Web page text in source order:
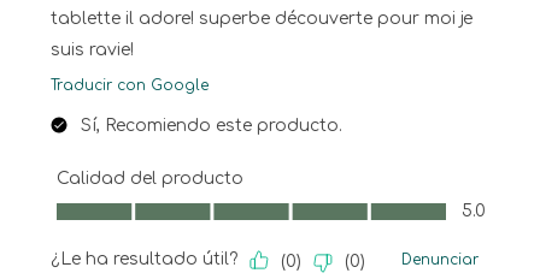
tablette il adore! superbe découverte pour moi je
suis ravie!
Traducir con Google
Sí, Recomiendo este producto.
Calidad del producto
Calidad del producto, 5.0 de 5
5.0
¿Le ha resultado útil? (0) (0) Denunciar